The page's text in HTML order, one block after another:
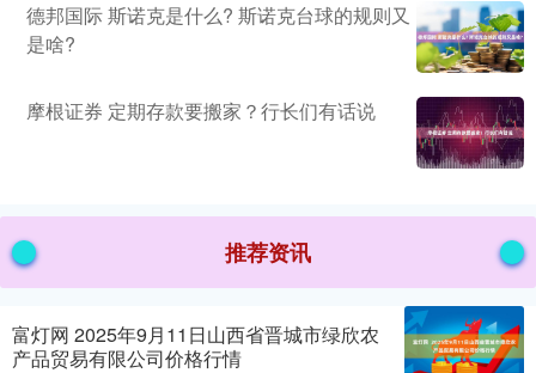
德邦国际 斯诺克是什么? 斯诺克台球的规则又
是啥?
摩根证券 定期存款要搬家？行长们有话说
推荐资讯
富灯网 2025年9月11日山西省晋城市绿欣农
产品贸易有限公司价格行情